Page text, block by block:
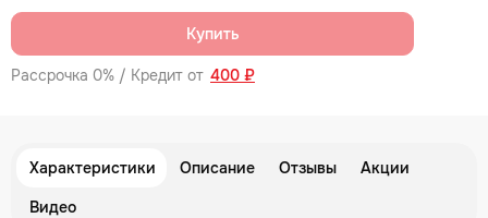
Рассрочка 0% / Кредит от 400 ₽
Купить
Характеристики Описание Отзывы
Акции
Видео